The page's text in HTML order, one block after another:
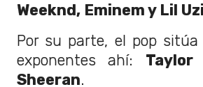
Weeknd, Eminem y Lil
Por su parte, el pop
exponentes ahí:
Sheeran.